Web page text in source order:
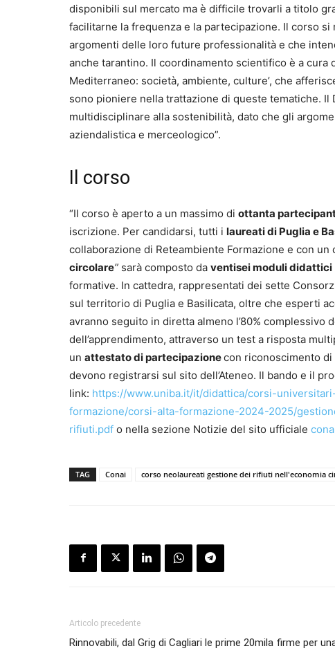
disponibili sul mercato ma è difficile trovarli a titolo
facilitarne la frequenza e la partecipazione. Il corso
argomenti delle loro future professionalità e che
anche tarantino. Il coordinamento scientifico è a
Mediterraneo: società, ambiente, culture’, che
sono pioniere nella trattazione di queste tematiche.
multidisciplinare alla sostenibilità, dato che gli
aziendalistica e merceologico”.
Il corso
“Il corso è aperto a un massimo di ottanta
iscrizione. Per candidarsi, tutti i laureati di Puglia e
collaborazione di Reteambiente Formazione e con un
circolare” sarà composto da ventisei moduli didattici
formative. In cattedra, rappresentati dei sette
sul territorio di Puglia e Basilicata, oltre che esperti
avranno seguito in diretta almeno l’80% complessivo
dell’apprendimento, attraverso un test a risposta
un attestato di partecipazionecon riconoscimento
devono registrarsi sul sito dell’Ateneo. Il bando e il
link: https://www.uniba.it/it/didattica/corsi-
formazione/corsi-alta-formazione-2024-2025/
rifiuti.pdf o nella sezione Notizie del sito ufficiale
TAG Conai corso neolaureati gestione dei rifiuti nell'economia
Articolo precedente
Rinnovabili, dal Grig di Cagliari le prime 20mila firme per